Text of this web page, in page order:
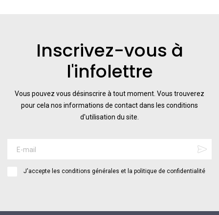
Inscrivez-vous à
l'infolettre
Vous pouvez vous désinscrire à tout moment. Vous trouverez
pour cela nos informations de contact dans les conditions
d'utilisation du site.
J'accepte les conditions générales et la politique de confidentialité